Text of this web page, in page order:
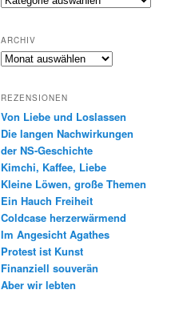
ARCHIV
Archiv
REZENSIONEN
Von Liebe und Loslassen
Die langen Nachwirkungen
der NS-Geschichte
Kimchi, Kaffee, Liebe
Kleine Löwen, große Themen
Ein Hauch Freiheit
Coldcase herzerwärmend
Im Angesicht Agathes
Protest ist Kunst
Finanziell souverän
Aber wir lebten